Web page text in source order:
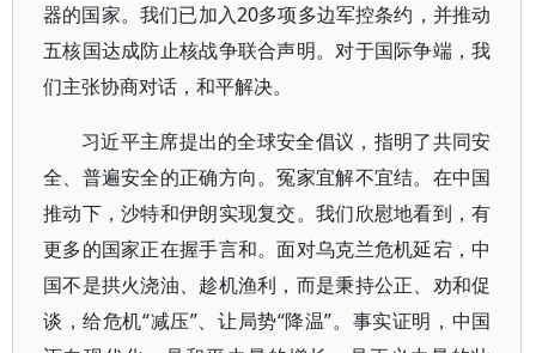
器的国家。我们已加入20多项多边军控条约，并推动
五核国达成防止核战争联合声明。对于国际争端，我
们主张协商对话，和平解决。
习近平主席提出的全球安全倡议，指明了共同安
全、普遍安全的正确方向。冤家宜解不宜结。在中国
推动下，沙特和伊朗实现复交。我们欣慰地看到，有
更多的国家正在握手言和。面对乌克兰危机延宕，中
国不是拱火浇油、趁机渔利，而是秉持公正、劝和促
谈，给危机“减压”、让局势“降温”。事实证明，中国